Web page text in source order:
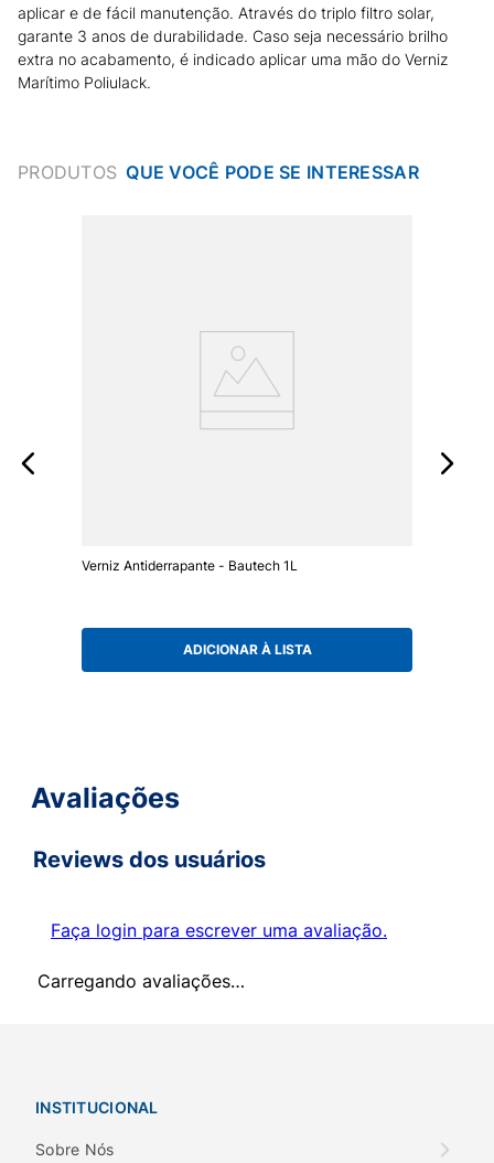
aplicar e de fácil manutenção. Através do triplo filtro solar,
garante 3 anos de durabilidade. Caso seja necessário brilho
extra no acabamento, é indicado aplicar uma mão do Verniz
Marítimo Poliulack.
PRODUTOS
Verniz Antiderrapante - Bautech 1L
ADICIONAR À LISTA
Avaliações
Reviews dos usuários
Faça login para escrever uma avaliação.
Carregando avaliações…
INSTITUCIONAL
Sobre Nós